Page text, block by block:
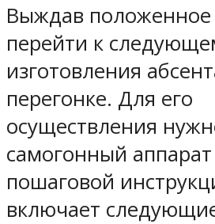
Выждав положенное
перейти к
изготовления
перегонке. Для его
осуществления
самогонный
пошаговой
включает